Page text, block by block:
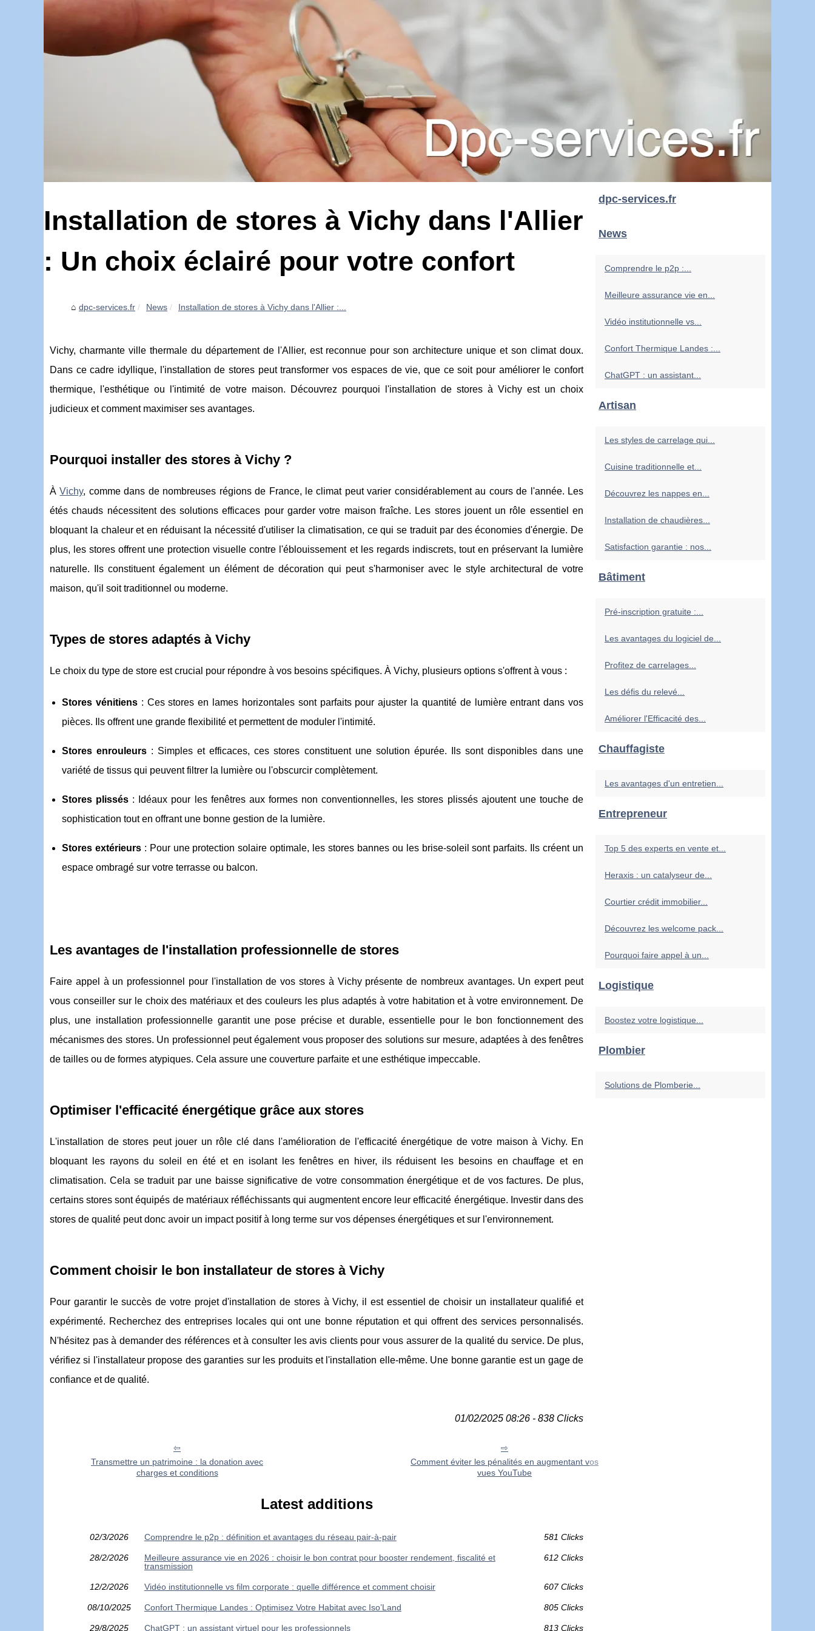
Installation de stores à Vichy dans l'Allier
: Un choix éclairé pour votre confort
dpc-services.fr News Installation de stores à Vichy dans l'Allier :...
Vichy, charmante ville thermale du département de l'Allier, est reconnue pour son architecture unique et son climat doux.
Dans ce cadre idyllique, l'installation de stores peut transformer vos espaces de vie, que ce soit pour améliorer le confort
thermique, l'esthétique ou l'intimité de votre maison. Découvrez pourquoi l'installation de stores à Vichy est un choix
judicieux et comment maximiser ses avantages.
Pourquoi installer des stores à Vichy ?
ÀVichy, comme dans de nombreuses régions de France, le climat peut varier considérablement au cours de l'année. Les
étés chauds nécessitent des solutions efficaces pour garder votre maison fraîche. Les stores jouent un rôle essentiel en
bloquant la chaleur et en réduisant la nécessité d'utiliser la climatisation, ce qui se traduit par des économies d'énergie. De
plus, les stores offrent une protection visuelle contre l'éblouissement et les regards indiscrets, tout en préservant la lumière
naturelle. Ils constituent également un élément de décoration qui peut s'harmoniser avec le style architectural de votre
maison, qu'il soit traditionnel ou moderne.
Types de stores adaptés à Vichy
Le choix du type de store est crucial pour répondre à vos besoins spécifiques. À Vichy, plusieurs options s'offrent à vous :
Stores vénitiens: Ces stores en lames horizontales sont parfaits pour ajuster la quantité de lumière entrant dans vos
pièces. Ils offrent une grande flexibilité et permettent de moduler l'intimité.
Stores enrouleurs : Simples et efficaces, ces stores constituent une solution épurée. Ils sont disponibles dans une
variété de tissus qui peuvent filtrer la lumière ou l'obscurcir complètement.
Stores plissés : Idéaux pour les fenêtres aux formes non conventionnelles, les stores plissés ajoutent une touche de
sophistication tout en offrant une bonne gestion de la lumière.
Stores extérieurs: Pour une protection solaire optimale, les stores bannes ou les brise-soleil sont parfaits. Ils créent un
espace ombragé sur votre terrasse ou balcon.
Les avantages de l'installation professionnelle de stores
Faire appel à un professionnel pour l'installation de vos stores à Vichy présente de nombreux avantages. Un expert peut
vous conseiller sur le choix des matériaux et des couleurs les plus adaptés à votre habitation et à votre environnement. De
plus, une installation professionnelle garantit une pose précise et durable, essentielle pour le bon fonctionnement des
mécanismes des stores. Un professionnel peut également vous proposer des solutions sur mesure, adaptées à des fenêtres
de tailles ou de formes atypiques. Cela assure une couverture parfaite et une esthétique impeccable.
Optimiser l'efficacité énergétique grâce aux stores
L'installation de stores peut jouer un rôle clé dans l'amélioration de l'efficacité énergétique de votre maison à Vichy. En
bloquant les rayons du soleil en été et en isolant les fenêtres en hiver, ils réduisent les besoins en chauffage et en
climatisation. Cela se traduit par une baisse significative de votre consommation énergétique et de vos factures. De plus,
certains stores sont équipés de matériaux réfléchissants qui augmentent encore leur efficacité énergétique. Investir dans des
stores de qualité peut donc avoir un impact positif à long terme sur vos dépenses énergétiques et sur l'environnement.
Comment choisir le bon installateur de stores à Vichy
Pour garantir le succès de votre projet d'installation de stores à Vichy, il est essentiel de choisir un installateur qualifié et
expérimenté. Recherchez des entreprises locales qui ont une bonne réputation et qui offrent des services personnalisés.
N'hésitez pas à demander des références et à consulter les avis clients pour vous assurer de la qualité du service. De plus,
vérifiez si l'installateur propose des garanties sur les produits et l'installation elle-même. Une bonne garantie est un gage de
confiance et de qualité.
01/02/2025 08:26 - 838 Clicks
Transmettre un patrimoine : la donation avec
charges et conditions
Comment éviter les pénalités en augmentant vos
vues YouTube
Latest additions
02/3/2026 Comprendre le p2p : définition et avantages du réseau pair-à-pair 581 Clicks
28/2/2026
Meilleure assurance vie en 2026 : choisir le bon contrat pour booster rendement, fiscalité et
transmission
612 Clicks
12/2/2026 Vidéo institutionnelle vs film corporate : quelle différence et comment choisir 607 Clicks
08/10/2025 Confort Thermique Landes : Optimisez Votre Habitat avec Iso’Land 805 Clicks
29/8/2025 ChatGPT : un assistant virtuel pour les professionnels 813 Clicks
dpc-services.fr
News
Comprendre le p2p :...
Meilleure assurance vie en...
Vidéo institutionnelle vs...
Confort Thermique Landes :...
ChatGPT : un assistant...
Artisan
Les styles de carrelage qui...
Cuisine traditionnelle et...
Découvrez les nappes en...
Installation de chaudières...
Satisfaction garantie : nos...
Bâtiment
Pré-inscription gratuite :...
Les avantages du logiciel de...
Profitez de carrelages...
Les défis du relevé...
Améliorer l'Efficacité des...
Chauffagiste
Les avantages d'un entretien...
Entrepreneur
Top 5 des experts en vente et...
Heraxis : un catalyseur de...
Courtier crédit immobilier...
Découvrez les welcome pack...
Pourquoi faire appel à un...
Logistique
Boostez votre logistique...
Plombier
Solutions de Plomberie...